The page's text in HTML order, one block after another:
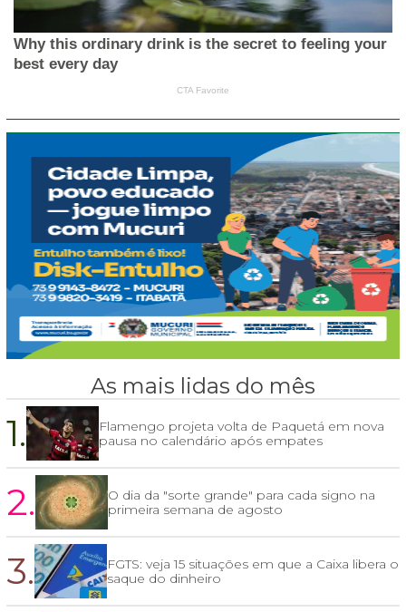
As mais lidas do mês
1.
Flamengo projeta volta de Paquetá em nova
pausa no calendário após empates
2.
O dia da "sorte grande" para cada signo na
primeira semana de agosto
3.
FGTS: veja 15 situações em que a Caixa libera o
saque do dinheiro